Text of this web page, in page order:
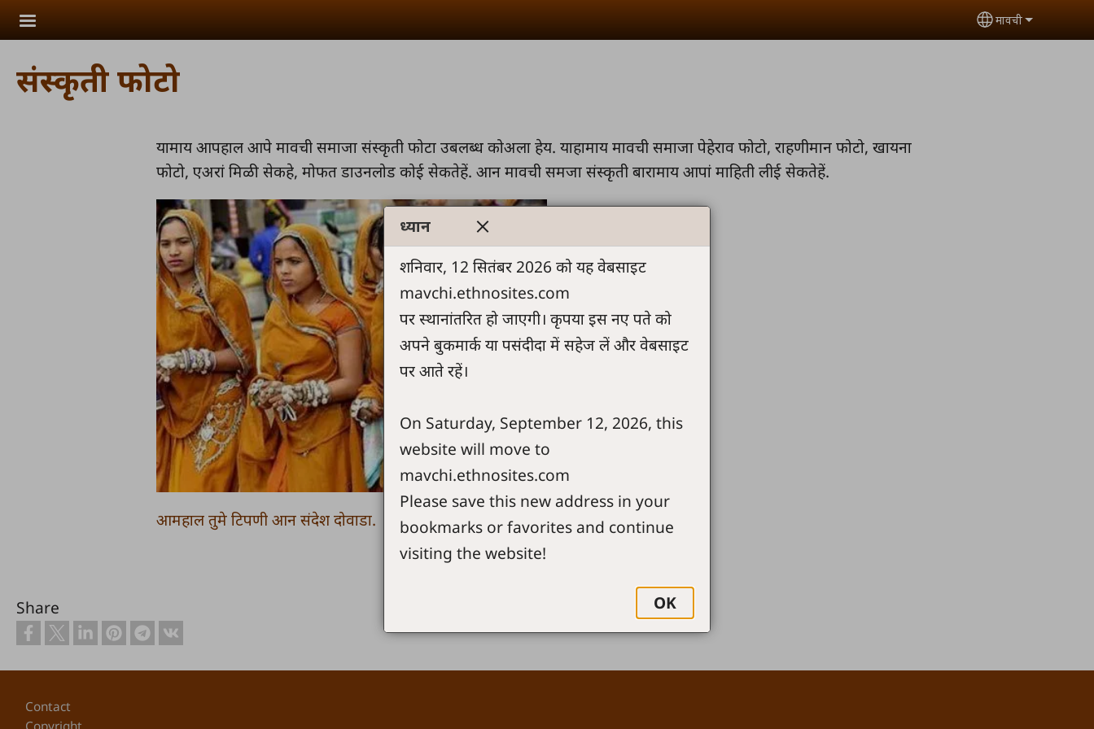
Skip to main content
Select your
मावची
संस्कृती फोटो
यामाय आपहाल आपे मावची समाजा संस्कृती फोटा उबलब्ध कोअला हेय. याहामाय मावची समाजा पेहेराव फोटो, राहणीमान फोटो, खायना
फोटो, एअरां मिळी सेकहे, मोफत डाउनलोड कोई सेकतेहें. आन मावची समजा संस्कृती बारामाय आपां माहिती लीई सेकतेहें.
आमहाल तुमे टिपणी आन संदेश दोवाडा.
Share
Footer
Contact
ध्यान
शनिवार, 12 सितंबर 2026 को यह वेबसाइट
mavchi.ethnosites.com
पर स्थानांतरित हो जाएगी। कृपया इस नए पते को
अपने बुकमार्क या पसंदीदा में सहेज लें और वेबसाइट
पर आते रहें।
On Saturday, September 12, 2026, this
website will move to
mavchi.ethnosites.com
Please save this new address in your
bookmarks or favorites and continue
visiting the website!
OK